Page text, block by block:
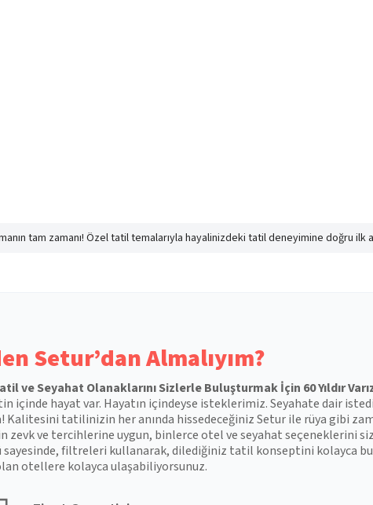
tam zamanı! Özel tatil temalarıyla hayalinizdeki tatil deneyimine doğru ilk
Setur’dan Almalıyım?
ve Seyahat Olanaklarını Sizlerle Buluşturmak İçin 60 Yıldır
içinde hayat var. Hayatın içindeyse isteklerimiz. Seyahate dair
Kalitesini tatilinizin her anında hissedeceğiniz Setur ile rüya gibi
zevk ve tercihlerine uygun, binlerce otel ve seyahat seçeneklerini
sayesinde, filtreleri kullanarak, dilediğiniz tatil konseptini kolayca
otellere kolayca ulaşabiliyorsunuz.